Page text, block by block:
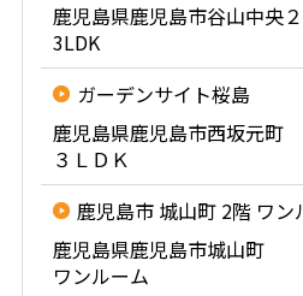
鹿児島県鹿児島市谷山中央
3LDK
ガーデンサイト桜島
鹿児島県鹿児島市西坂元町
３ＬＤＫ
鹿児島市 城山町 2階 ワン
鹿児島県鹿児島市城山町
ワンルーム